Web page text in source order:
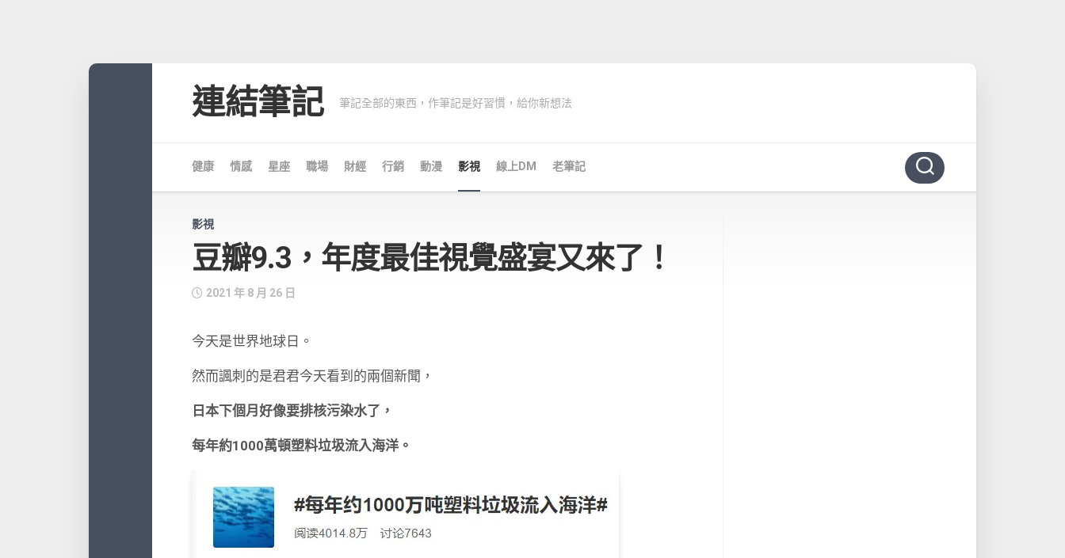
連結筆記 筆記全部的東西，作筆記是好習慣，給你新想法
健康 情感 星座 職場 財經 行銷 動漫 影視 線上DM 老筆記
影視
豆瓣9.3，年度最佳視覺盛宴又來了！
2021 年 8 月 26 日
今天是世界地球日。
然而諷刺的是君君今天看到的兩個新聞，
日本下個月好像要排核污染水了，
每年約1000萬頓塑料垃圾流入海洋。